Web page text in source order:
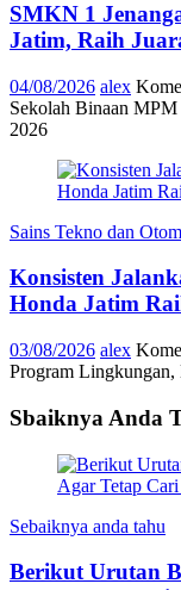
SMKN 1
Jatim, Raih
04/08/2026 alex
Sekolah Binaan
2026
Sains Tekno dan
Konsisten
Honda Jatim
03/08/2026 alex
Program
Sbaiknya Anda
Sebaiknya anda tahu
Berikut Urutan